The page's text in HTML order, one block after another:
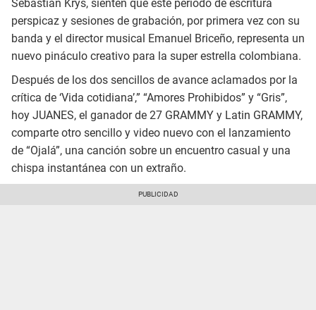
Sebastián Krys, sienten que este período de escritura
perspicaz y sesiones de grabación, por primera vez con su
banda y el director musical Emanuel Briceño, representa un
nuevo pináculo creativo para la super estrella colombiana.
Después de los dos sencillos de avance aclamados por la
crítica de ‘Vida cotidiana’,” “Amores Prohibidos” y “Gris”,
hoy JUANES, el ganador de 27 GRAMMY y Latin GRAMMY,
comparte otro sencillo y video nuevo con el lanzamiento
de “Ojalá”, una canción sobre un encuentro casual y una
chispa instantánea con un extraño.